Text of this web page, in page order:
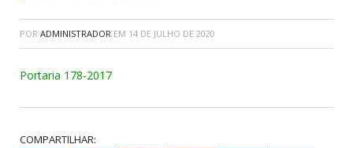
POR ADMINISTRADOR EM 14 DE JULHO DE 2020
Portaria 178-2017
COMPARTILHAR: